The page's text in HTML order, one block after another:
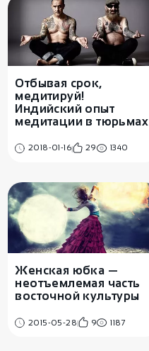
Отбывая срок,
медитируй!
Индийский опыт
медитации в тюрьмах
2018-01-16 29 1340
Женская юбка —
неотъемлемая часть
восточной культуры
2015-05-28 9 1187